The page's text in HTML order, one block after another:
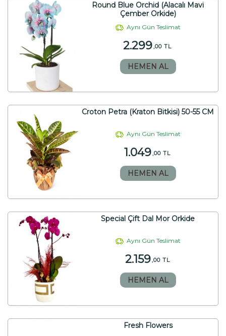
Round Blue Orchid (Alacalı Mavi
Çember Orkide)
Aynı Gün Teslimat
2.299,00 TL
HEMEN AL
Croton Petra (Kraton Bitkisi) 50-55 CM
Aynı Gün Teslimat
1.049,00 TL
HEMEN AL
Special Çift Dal Mor Orkide
Aynı Gün Teslimat
2.159,00 TL
HEMEN AL
Fresh Flowers